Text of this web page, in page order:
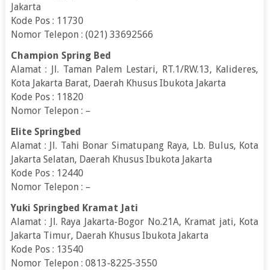
Jakarta
Kode Pos : 11730
Nomor Telepon : (021) 33692566
Champion Spring Bed
Alamat : Jl. Taman Palem Lestari, RT.1/RW.13, Kalideres,
Kota Jakarta Barat, Daerah Khusus Ibukota Jakarta
Kode Pos : 11820
Nomor Telepon : –
Elite Springbed
Alamat : Jl. Tahi Bonar Simatupang Raya, Lb. Bulus, Kota
Jakarta Selatan, Daerah Khusus Ibukota Jakarta
Kode Pos : 12440
Nomor Telepon : –
Yuki Springbed Kramat Jati
Alamat : Jl. Raya Jakarta-Bogor No.21A, Kramat jati, Kota
Jakarta Timur, Daerah Khusus Ibukota Jakarta
Kode Pos : 13540
Nomor Telepon : 0813-8225-3550